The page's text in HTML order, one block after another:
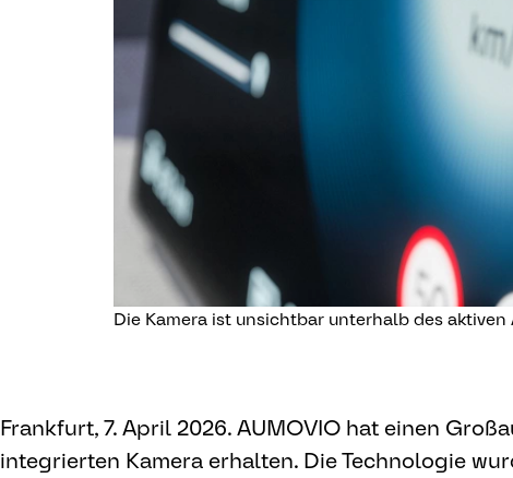
Die Kamera ist unsichtbar unterhalb des
Frankfurt, 7. April 2026. AUMOVIO hat einen
integrierten Kamera erhalten. Die Technologie